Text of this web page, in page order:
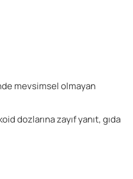
mevsimsel olmayan
dozlarına zayıf yanıt, gıda